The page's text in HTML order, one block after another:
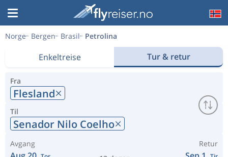
Norge Bergen Brasil Petrolina
Enkeltreise Tur & retur
Fra
Flesland
Til
Senador Nilo Coelho
Avgang Retur